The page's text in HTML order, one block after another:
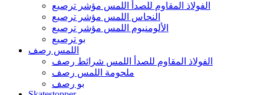
الفولاذ المقاوم للصدأ اللمس مؤشر ترصيع
النحاس اللمس مؤشر ترصيع
الألومنيوم اللمس مؤشر ترصيع
بو ترصيع
اللمس رصف
الفولاذ المقاوم للصدأ اللمس شرائط رصف
ملحومة اللمس رصف
بو رصف